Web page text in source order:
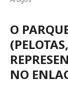
O
NO